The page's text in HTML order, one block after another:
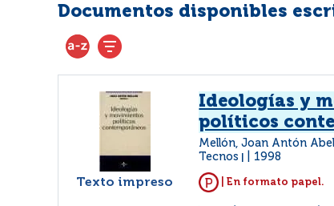
Documentos disponibles
Texto impreso
Ideologías y
políticos
Mellón, Joan Antón
Tecnos
1998
| En formato papel.